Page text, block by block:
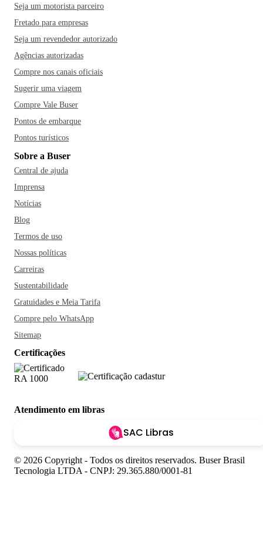
Seja um motorista parceiro
Fretado para empresas
Seja um revendedor autorizado
Agências autorizadas
Compre nos canais oficiais
Sugerir uma viagem
Compre Vale Buser
Pontos de embarque
Pontos turísticos
Sobre a Buser
Central de ajuda
Imprensa
Notícias
Blog
Termos de uso
Nossas políticas
Carreiras
Sustentabilidade
Gratuidades e Meia Tarifa
Compre pelo WhatsApp
Sitemap
Certificações
Atendimento em libras
SAC Libras
© 2026 Copyright - Todos os direitos reservados. Buser Brasil
Tecnologia LTDA - CNPJ: 29.365.880/0001-81